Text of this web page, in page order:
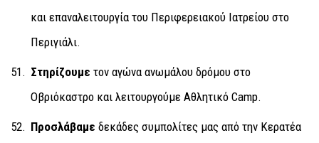
και επαναλειτουργία του Περιφερειακού Ιατρείου στο
Περιγιάλι.
Στηρίζουμε τον αγώνα ανωμάλου δρόμου στο
Οβριόκαστρο και λειτουργούμε Αθλητικό Camp.
Προσλάβαμε δεκάδες συμπολίτες μας από την Κερατέα